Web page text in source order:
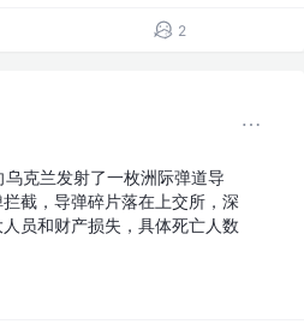
2
克兰发射了一枚洲际弹道导
截，导弹碎片落在上交所，深
员和财产损失，具体死亡人数